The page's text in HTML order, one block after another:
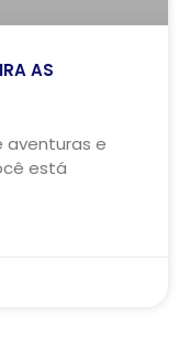
AS
aventuras e
está